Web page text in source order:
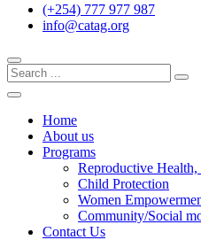
(+254) 777 977 987
info@catag.org
Home
About us
Programs
Reproductive
Child Protection
Women
Community/Social
Contact Us